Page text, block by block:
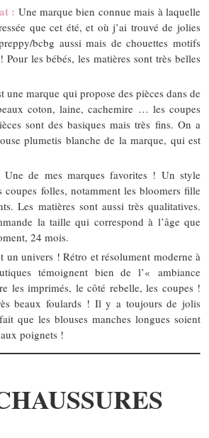
: Une marque bien connue mais à laquelle
que cet été, et où j’ai trouvé de jolies
bcbg aussi mais de chouettes motifs
les bébés, les matières sont très belles
une marque qui propose des pièces dans de
coton, laine, cachemire … les coupes
sont des basiques mais très fins. On a
plumetis blanche de la marque, qui est
Une de mes marques favorites ! Un style
coupes folles, notamment les bloomers fille
Les matières sont aussi très qualitatives.
la taille qui correspond à l’âge que
24 mois.
un univers ! Rétro et résolument moderne à
témoignent bien de l’« ambiance
les imprimés, le côté rebelle, les coupes !
beaux foulards ! Il y a toujours de jolis
que les blouses manches longues soient
poignets !